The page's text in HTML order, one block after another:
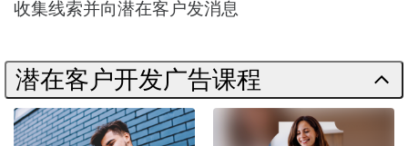
收集线索并向潜在客户发消息
潜在客户开发广告课程